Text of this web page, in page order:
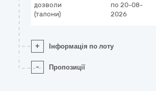
дозволи
(талони)
по 20-08-
2026
+ Інформація по лоту
- Пропозиції